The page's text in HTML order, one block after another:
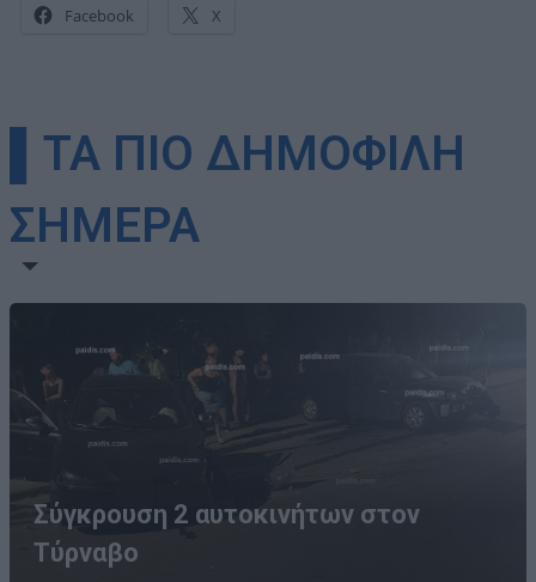
Facebook X
▌ΤΑ ΠΙΟ ΔΗΜΟΦΙΛΗ
ΣΗΜΕΡΑ
Σύγκρουση 2 αυτοκινήτων στον
Τύρναβο